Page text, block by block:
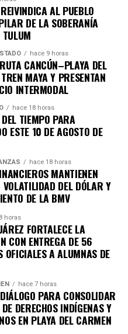
de WhatsApp de
las noticias más
Roo directamente
de WhatsApp
AL PUEBLO
DE LA SOBERANÍA
hace 9 horas
CANCÚN–PLAYA DEL
MAYA Y PRESENTAN
INTERMODAL
hace 18 horas
TIEMPO PARA
ESTE 10 DE AGOSTO DE
hace 18 horas
MANTIENEN
VOLATILIDAD DEL DÓLAR Y
DE LA BMV
horas
FORTALECE LA
CON ENTREGA DE 56
OFICIALES A ALUMNAS DE
hace 7 horas
PARA CONSOLIDAR
DERECHOS INDÍGENAS Y
EN PLAYA DEL CARMEN